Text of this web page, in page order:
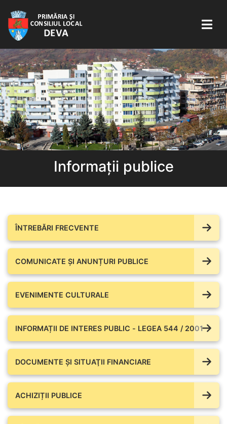
Informații publice
ÎNTREBĂRI FRECVENTE
COMUNICATE ŞI ANUNȚURI PUBLICE
EVENIMENTE CULTURALE
INFORMAȚII DE INTERES PUBLIC - LEGEA 544 / 2001
DOCUMENTE ŞI SITUAŢII FINANCIARE
ACHIZIȚII PUBLICE